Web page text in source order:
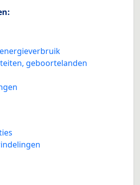
geboortelanden